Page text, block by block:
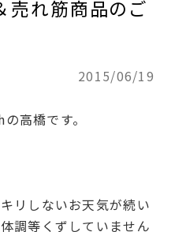
れ筋商品のご
2015/06/19
高橋です。
リしないお天気が続い
調等くずしていません